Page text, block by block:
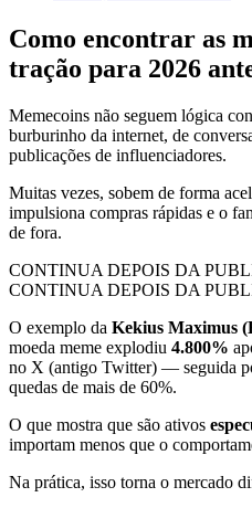
Como encontrar as
tração para 2026
Memecoins não seguem lógica
burburinho da internet, de
publicações de influenciadores.
Muitas vezes, sobem de forma
impulsiona compras rápidas e o
de fora.
CONTINUA DEPOIS DA
CONTINUA DEPOIS DA
O exemplo da Kekius Maximus
moeda meme explodiu 4.800%
no X (antigo Twitter) — seguida
quedas de mais de 60%.
O que mostra que são ativos
importam menos que o
Na prática, isso torna o mercado